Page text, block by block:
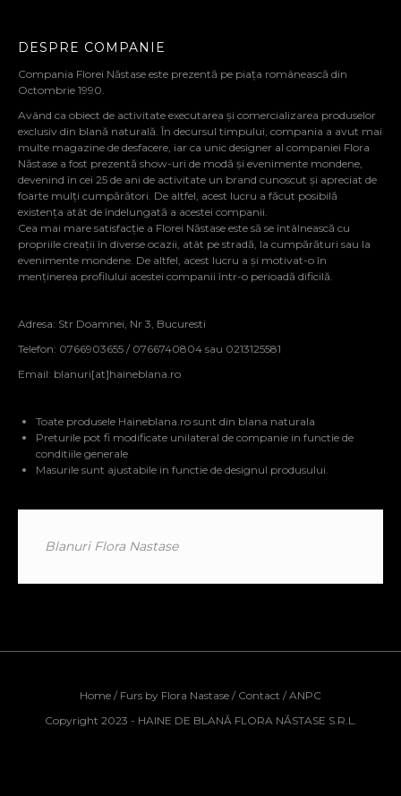
DESPRE COMPANIE
Compania Florei Năstase este prezentă pe piața românească din
Octombrie 1990.
Având ca obiect de activitate executarea și comercializarea produselor
exclusiv din blană naturală. În decursul timpului, compania a avut mai
multe magazine de desfacere, iar ca unic designer al companiei Flora
Năstase a fost prezentă show-uri de modă și evenimente mondene,
devenind în cei 25 de ani de activitate un brand cunoscut și apreciat de
foarte mulți cumpărători. De altfel, acest lucru a făcut posibilă
existența atât de îndelungată a acestei companii.
Cea mai mare satisfacție a Florei Năstase este să se întâlnească cu
propriile creații în diverse ocazii, atât pe stradă, la cumpărături sau la
evenimente mondene. De altfel, acest lucru a și motivat-o în
menținerea profilului acestei companii într-o perioadă dificilă.
Adresa: Str Doamnei, Nr 3, Bucuresti
Telefon: 0766903655 / 0766740804 sau 0213125581
Email: blanuri[at]haineblana.ro
Toate produsele Haineblana.ro sunt din blana naturala
Preturile pot fi modificate unilateral de companie in functie de
conditiile generale
Masurile sunt ajustabile in functie de designul produsului.
Blanuri Flora Nastase
Home / Furs by Flora Nastase / Contact / ANPC
Copyright 2023 - HAINE DE BLANĂ FLORA NĂSTASE S.R.L.